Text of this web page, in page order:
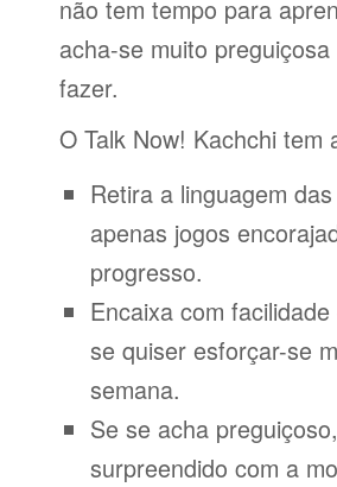
não tem tempo para
acha-se muito
fazer.
O Talk Now! Kachchi
Retira a linguagem
apenas jogos
progresso.
Encaixa com
se quiser esforçar-se
semana.
Se se acha
surpreendido com a